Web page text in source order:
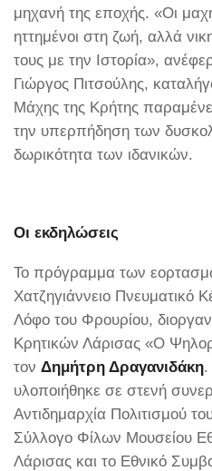
μηχανή της εποχής. «Οι
ηττημένοι στη ζωή, αλλά
τους με την Ιστορία»,
Γιώργος Πιτσούλης,
Μάχης της Κρήτης
την υπερπήδηση των
δωρικότητα των ιδανικών.
Οι εκδηλώσεις
Το πρόγραμμα των
Χατζηγιάννειο Πνευματικό
Λόφο του Φρουρίου,
Κρητικών Λάρισας «Ο
τον Δημήτρη Δραγανιδάκη.
υλοποιήθηκε σε στενή
Αντιδημαρχία Πολιτισμού
Σύλλογο Φίλων Μουσείου
Λάρισας και το Εθνικό